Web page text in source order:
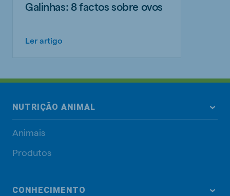
Galinhas: 8 factos sobre ovos
Ler artigo
NUTRIÇÃO ANIMAL
Animais
Produtos
CONHECIMENTO